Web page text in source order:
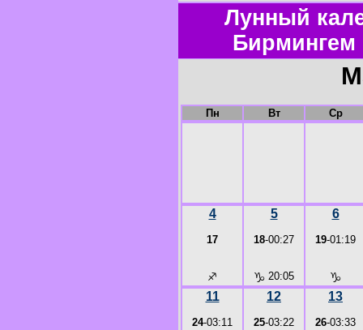
Лунный
Бирмингем
Пн Вт Ср
4
17
♐
5
18-00:27
♑ 20:05
6
19-01:19
♑
11
24-03:11
12
25-03:22
13
26-03:33